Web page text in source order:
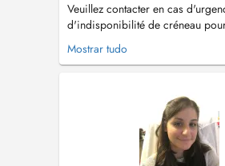
Veuillez contacter en cas
d'indisponibilité de créneau
sur le site DOCTENA, le 00352
Merci. Im Falle eines Notfalls
Mostrar tudo